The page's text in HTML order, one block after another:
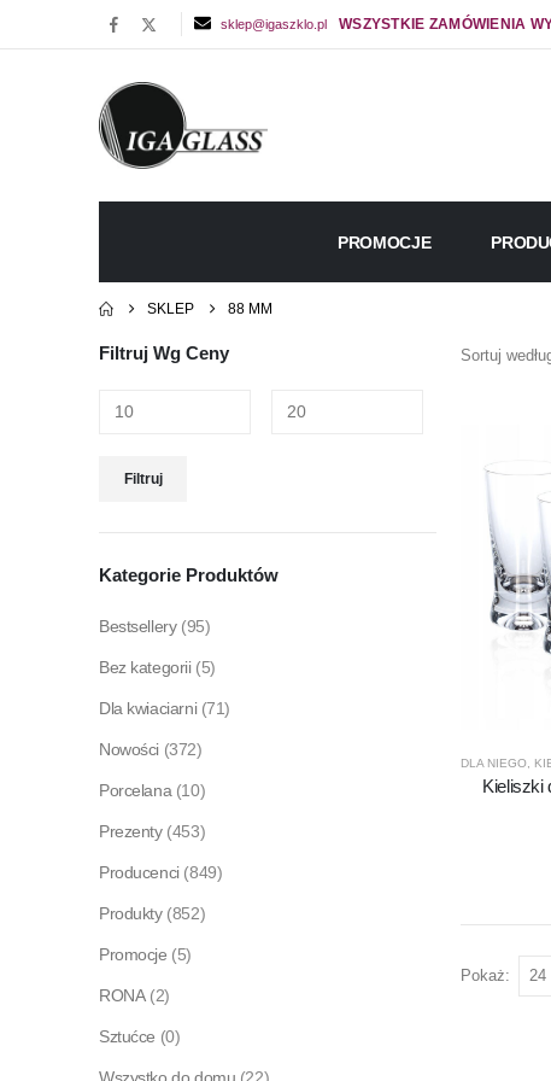
sklep@igaszklo.pl WSZYSTKIE ZAMÓWIENIA
PROMOCJE
SKLEP 88 MM
Sortuj
DLA NIEGO,
Kieliszki
Pokaż:
Filtruj Wg Ceny
Filtruj
Kategorie Produktów
Bestsellery (95)
Bez kategorii (5)
Dla kwiaciarni (71)
Nowości (372)
Porcelana (10)
Prezenty (453)
Producenci (849)
Produkty (852)
Promocje (5)
RONA (2)
Sztućce (0)
Wszystko do domu (22)